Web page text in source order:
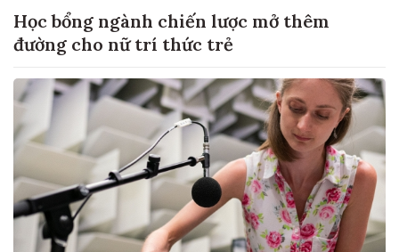
Học bổng ngành chiến lược mở thêm
đường cho nữ trí thức trẻ